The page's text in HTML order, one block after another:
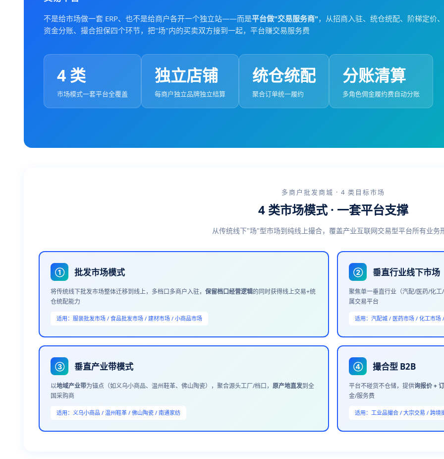
不是给市场做一套 ERP、也不是给商户各开一个独立站——而是平台做"交易服务商"，从招商入驻、统仓统配、阶梯定价、
资金分账、撮合担保四个环节，把"场"内的买卖双方接到一起，平台赚交易服务费
4 类
市场模式一套平台全覆盖
独立店铺
每商户独立品牌独立结算
统仓统配
聚合订单统一履约
分账清算
多角色佣金履约费自动分账
多商户批发商城 · 4 类目标市场
4 类市场模式 · 一套平台支撑
从传统线下"场"型市场到纯线上撮合，覆盖产业互联网交易型平台所有业务
① 批发市场模式
将传统线下批发市场整体迁移到线上，多档口多商户入驻， 保留档口经营逻辑的同时获得线上交易+统
仓统配能力
适用：服装批发市场 / 食品批发市场 / 建材市场 / 小商品市场
② 垂直行业线下市场
聚焦单一垂直行业（汽配/医药/化
属交易平台
适用：汽配城 / 医药市场 / 化工市场
③ 垂直产业带模式
以地域产业带为锚点（如义乌小商品、温州鞋革、佛山陶瓷），聚合源头工厂/档口， 原产地直发到全
国采购商
适用：义乌小商品 / 温州鞋革 / 佛山陶瓷 / 南通家纺
④ 撮合型 B2B
平台不碰货不仓储，提供询报价 +
金/服务费
适用：工业品撮合 / 大宗交易 / 跨境